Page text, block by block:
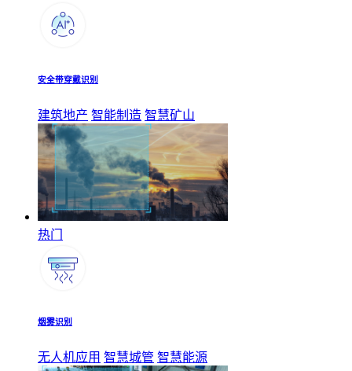
安全带穿戴识别
建筑地产 智能制造 智慧矿山
热门
烟雾识别
无人机应用 智慧城管 智慧能源